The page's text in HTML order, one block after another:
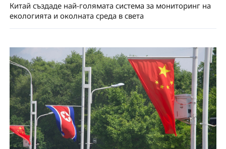
Китай създаде най-голямата система за мониторинг на
екологията и околната среда в света